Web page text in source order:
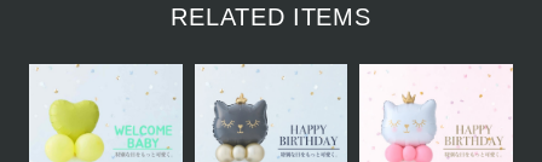
RELATED ITEMS